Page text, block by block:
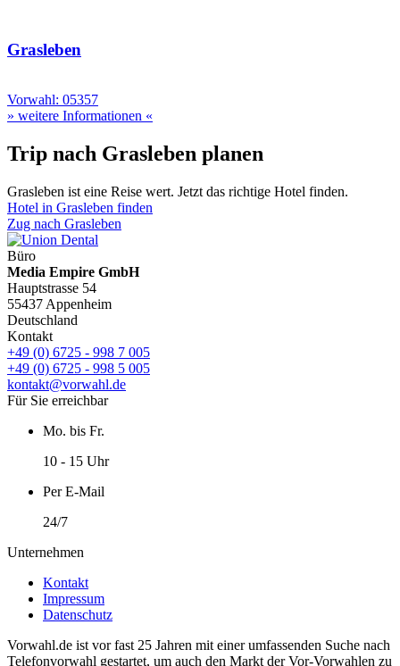
Grasleben
Vorwahl: 05357
» weitere Informationen «
Trip nach Grasleben planen
Grasleben ist eine Reise wert. Jetzt das richtige Hotel finden.
Hotel in Grasleben finden
Zug nach Grasleben
Büro
Media Empire GmbH
Hauptstrasse 54
55437 Appenheim
Deutschland
Kontakt
+49 (0) 6725 - 998 7 005
+49 (0) 6725 - 998 5 005
kontakt@vorwahl.de
Für Sie erreichbar
Mo. bis Fr.
10 - 15 Uhr
Per E-Mail
24/7
Unternehmen
Kontakt
Impressum
Datenschutz
Vorwahl.de ist vor fast 25 Jahren mit einer umfassenden Suche nach
Telefonvorwahl gestartet, um auch den Markt der Vor-Vorwahlen zu